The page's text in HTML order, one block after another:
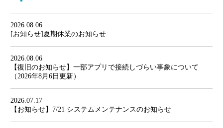
2026.08.06
[お知らせ]夏期休業のお知らせ
2026.08.06
【復旧のお知らせ】一部アプリで接続しづらい事象について
（2026年8月6日更新）
2026.07.17
【お知らせ】7/21 システムメンテナンスのお知らせ